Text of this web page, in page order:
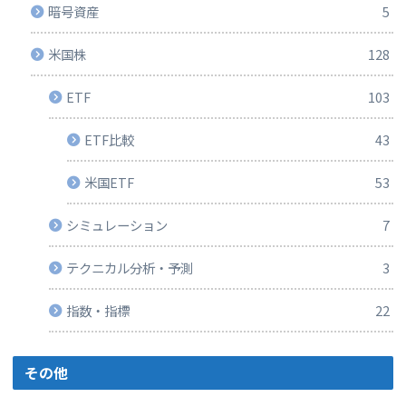
暗号資産 5
米国株 128
ETF 103
ETF比較 43
米国ETF 53
シミュレーション 7
テクニカル分析・予測 3
指数・指標 22
その他